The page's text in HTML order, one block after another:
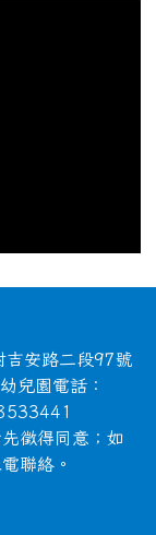
吉安路二段97號
園電話：
徵得同意；如
聯絡。